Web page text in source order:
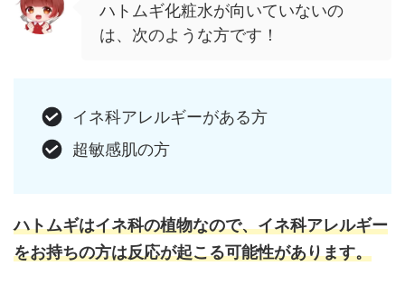
ハトムギ化粧水が向いていないの
は、次のような方です！
イネ科アレルギーがある方
超敏感肌の方
ハトムギはイネ科の植物なので、イネ科アレルギー
をお持ちの方は反応が起こる可能性があります。